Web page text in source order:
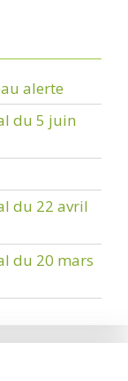
alerte
du 5 juin
du 22 avril
du 20 mars